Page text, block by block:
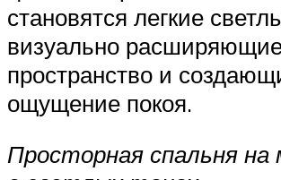
становятся легкие
визуально
пространство и
ощущение покоя.
Просторная спальня на